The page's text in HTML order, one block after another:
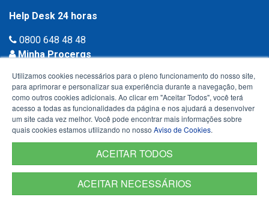
Help Desk 24 horas
0800 648 48 48
Minha Procergs
Termos de Uso
Utilizamos cookies necessários para o pleno funcionamento do nosso site,
para aprimorar e personalizar sua experiência durante a navegação, bem
como outros cookies adicionais. Ao clicar em "Aceitar Todos", você terá
acesso a todas as funcionalidades da página e nos ajudará a desenvolver
um site cada vez melhor. Você pode encontrar mais informações sobre
quais cookies estamos utilizando no nosso Aviso de Cookies.
ACEITAR TODOS
ACEITAR NECESSÁRIOS